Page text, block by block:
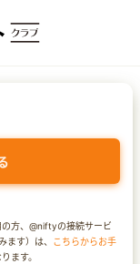
方、@niftyの接続サービ
ます）は、 こちらからお手
ます。